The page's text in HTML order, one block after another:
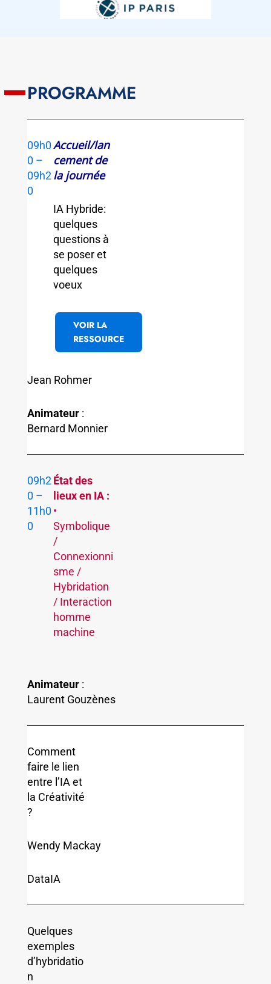
PROGRAMME
09h0
0 –
09h2
0
Accueil/lan
cement de
la journée
IA Hybride:
quelques
questions à
se poser et
quelques
voeux
VOIR LA
RESSOURCE
Jean Rohmer
Animateur:
Bernard Monnier
09h2
0 –
11h0
0
État des
lieux en IA :
•
Symbolique
/
Connexionni
sme /
Hybridation
/ Interaction
homme
machine
Animateur:
Laurent Gouzènes
Comment
faire le lien
entre l’IA et
la Créativité
?
Wendy Mackay
DataIA
Quelques
exemples
d’hybridatio
n